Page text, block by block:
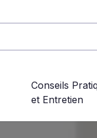
Conseils
et Entretien